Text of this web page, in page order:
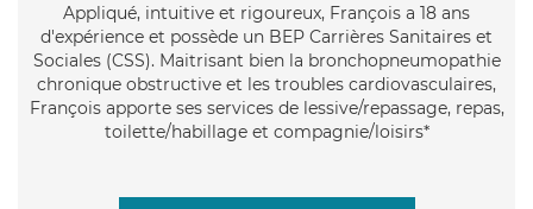
Appliqué, intuitive et rigoureux, François a 18 ans
d'expérience et possède un BEP Carrières Sanitaires et
Sociales (CSS). Maitrisant bien la bronchopneumopathie
chronique obstructive et les troubles cardiovasculaires,
François apporte ses services de lessive/repassage, repas,
toilette/habillage et compagnie/loisirs*